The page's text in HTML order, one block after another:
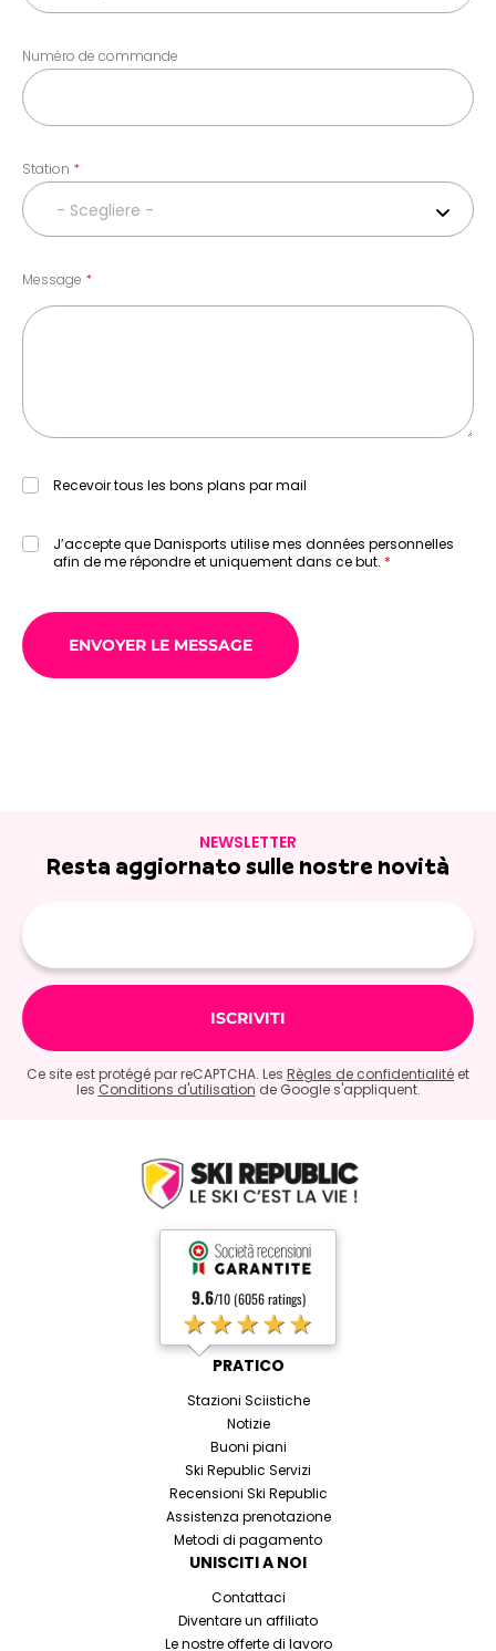
Numéro de commande
Station
- Scegliere -
Message
Recevoir tous les bons plans par mail
J’accepte que Danisports utilise mes données personnelles
afin de me répondre et uniquement dans ce but.
NEWSLETTER
Resta aggiornato sulle nostre novità
Ce site est protégé par reCAPTCHA. Les Règles de confidentialité et
les Conditions d'utilisation de Google s'appliquent.
9.6/10 (6056 ratings)
★★★★★
PRATICO
Stazioni Sciistiche
Notizie
Buoni piani
Ski Republic Servizi
Recensioni Ski Republic
Assistenza prenotazione
Metodi di pagamento
UNISCITI A NOI
Contattaci
Diventare un affiliato
Le nostre offerte di lavoro